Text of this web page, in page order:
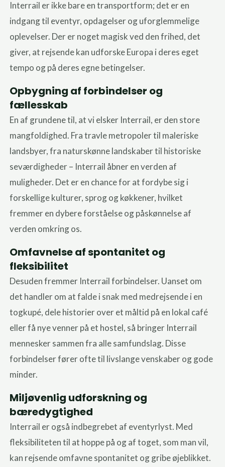
Interrail er ikke bare en transportform; det er en
indgang til eventyr, opdagelser og uforglemmelige
oplevelser. Der er noget magisk ved den frihed, det
giver, at rejsende kan udforske Europa i deres eget
tempo og på deres egne betingelser.
Opbygning af forbindelser og
fællesskab
En af grundene til, at vi elsker Interrail, er den store
mangfoldighed. Fra travle metropoler til maleriske
landsbyer, fra naturskønne landskaber til historiske
seværdigheder – Interrail åbner en verden af
muligheder. Det er en chance for at fordybe sig i
forskellige kulturer, sprog og køkkener, hvilket
fremmer en dybere forståelse og påskønnelse af
verden omkring os.
Omfavnelse af spontanitet og
fleksibilitet
Desuden fremmer Interrail forbindelser. Uanset om
det handler om at falde i snak med medrejsende i en
togkupé, dele historier over et måltid på en lokal café
eller få nye venner på et hostel, så bringer Interrail
mennesker sammen fra alle samfundslag. Disse
forbindelser fører ofte til livslange venskaber og gode
minder.
Miljøvenlig udforskning og
bæredygtighed
Interrail er også indbegrebet af eventyrlyst. Med
fleksibiliteten til at hoppe på og af toget, som man vil,
kan rejsende omfavne spontanitet og gribe øjeblikket.